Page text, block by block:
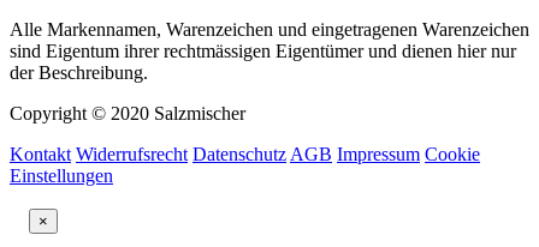
Alle Markennamen, Warenzeichen und eingetragenen Warenzeichen
sind Eigentum ihrer rechtmässigen Eigentümer und dienen hier nur
der Beschreibung.
Copyright © 2020 Salzmischer
Kontakt Widerrufsrecht Datenschutz AGB Impressum Cookie
Einstellungen
×